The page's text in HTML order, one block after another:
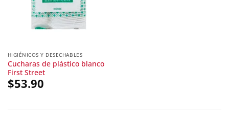
HIGIÉNICOS Y DESECHABLES
Cucharas de plástico blanco
First Street
$53.90